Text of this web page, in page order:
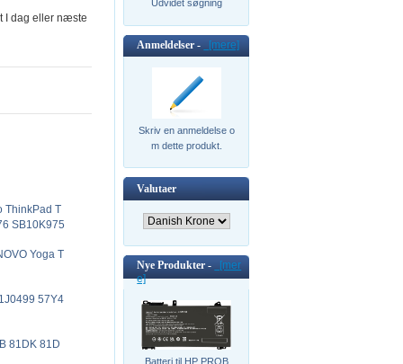
I dag eller næste
ThinkPad T
SB10K975
Yoga T
57Y4
81DK 81D
Udvidet søgning
Anmeldelser - [mere]
Skriv en anmeldelse o
m dette produkt.
Valutaer
Nye Produkter -
[mer
e]
Batteri til HP PROB